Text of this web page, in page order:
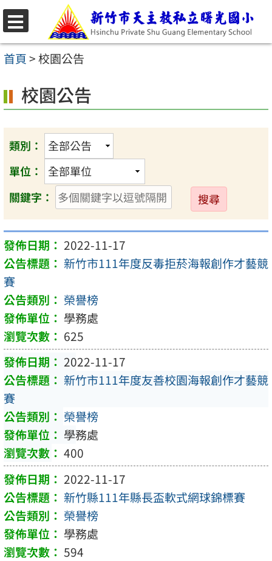
跳
至
主
內
容
選
單
首頁>校園公告
校園公告
類別：
單位：
關鍵字：
送
出
2022-11-17
新竹市111年度反毒拒菸海報創作才藝競
賽
榮譽榜
學務處
625
2022-11-17
新竹市111年度友善校園海報創作才藝競
賽
榮譽榜
學務處
400
2022-11-17
新竹縣111年縣長盃軟式網球錦標賽
榮譽榜
學務處
594